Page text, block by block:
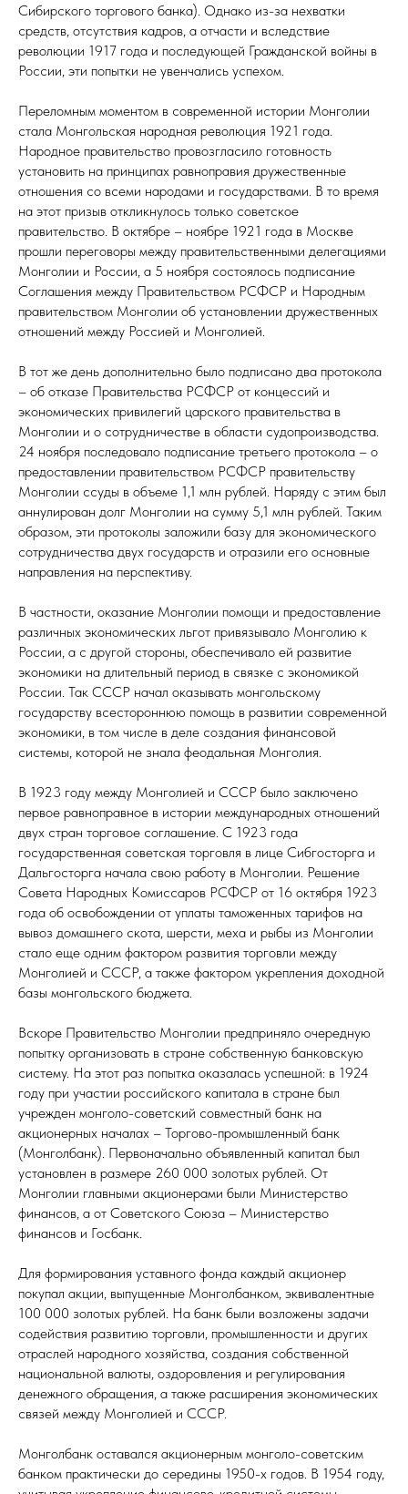
Сибирского торгового банка). Однако из-за нехватки
средств, отсутствия кадров, а отчасти и вследствие
революции 1917 года и последующей Гражданской войны в
России, эти попытки не увенчались успехом.
Переломным моментом в современной истории Монголии
стала Монгольская народная революция 1921 года.
Народное правительство провозгласило готовность
установить на принципах равноправия дружественные
отношения со всеми народами и государствами. В то время
на этот призыв откликнулось только советское
правительство. В октябре – ноябре 1921 года в Москве
прошли переговоры между правительственными делегациями
Монголии и России, а 5 ноября состоялось подписание
Соглашения между Правительством РСФСР и Народным
правительством Монголии об установлении дружественных
отношений между Россией и Монголией.
В тот же день дополнительно было подписано два протокола
– об отказе Правительства РСФСР от концессий и
экономических привилегий царского правительства в
Монголии и о сотрудничестве в области судопроизводства.
24 ноября последовало подписание третьего протокола – о
предоставлении правительством РСФСР правительству
Монголии ссуды в объеме 1,1 млн рублей. Наряду с этим был
аннулирован долг Монголии на сумму 5,1 млн рублей. Таким
образом, эти протоколы заложили базу для экономического
сотрудничества двух государств и отразили его основные
направления на перспективу.
В частности, оказание Монголии помощи и предоставление
различных экономических льгот привязывало Монголию к
России, а с другой стороны, обеспечивало ей развитие
экономики на длительный период в связке с экономикой
России. Так СССР начал оказывать монгольскому
государству всестороннюю помощь в развитии современной
экономики, в том числе в деле создания финансовой
системы, которой не знала феодальная Монголия.
В 1923 году между Монголией и СССР было заключено
первое равноправное в истории международных отношений
двух стран торговое соглашение. С 1923 года
государственная советская торговля в лице Сибгосторга и
Дальгосторга начала свою работу в Монголии. Решение
Совета Народных Комиссаров РСФСР от 16 октября 1923
года об освобождении от уплаты таможенных тарифов на
вывоз домашнего скота, шерсти, меха и рыбы из Монголии
стало еще одним фактором развития торговли между
Монголией и СССР, а также фактором укрепления доходной
базы монгольского бюджета.
Вскоре Правительство Монголии предприняло очередную
попытку организовать в стране собственную банковскую
систему. На этот раз попытка оказалась успешной: в 1924
году при участии российского капитала в стране был
учрежден монголо-советский совместный банк на
акционерных началах – Торгово-промышленный банк
(Монголбанк). Первоначально объявленный капитал был
установлен в размере 260 000 золотых рублей. От
Монголии главными акционерами были Министерство
финансов, а от Советского Союза – Министерство
финансов и Госбанк.
Для формирования уставного фонда каждый акционер
покупал акции, выпущенные Монголбанком, эквивалентные
100 000 золотых рублей. На банк были возложены задачи
содействия развитию торговли, промышленности и других
отраслей народного хозяйства, создания собственной
национальной валюты, оздоровления и регулирования
денежного обращения, а также расширения экономических
связей между Монголией и СССР.
Монголбанк оставался акционерным монголо-советским
банком практически до середины 1950-х годов. В 1954 году,